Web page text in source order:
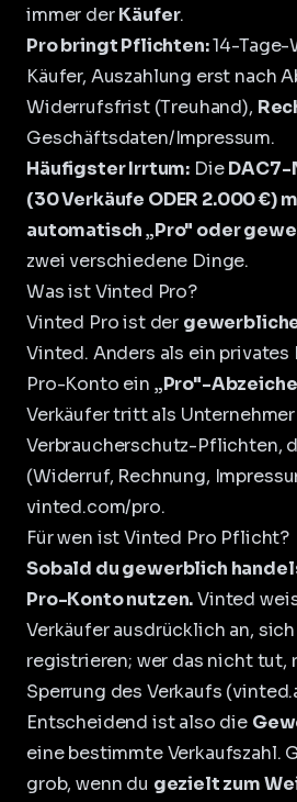
immer derKäufer.
Pro bringt Pflichten:14-Tage-
Käufer, Auszahlung erst nach
Widerrufsfrist (Treuhand),
Geschäftsdaten/Impressum.
Häufigster Irrtum: Die
(30 Verkäufe ODER 2.000 €)
automatisch „Pro" oder
zwei verschiedene Dinge.
Was ist Vinted Pro?
Vinted Pro ist der
Vinted. Anders als ein
Pro-Konto ein „Pro"-
Verkäufer tritt als
Verbraucherschutz-Pflichten,
(Widerruf, Rechnung,
vinted.com/pro.
Für wen ist Vinted Pro Pflicht?
Sobald du gewerblich
Pro-Konto nutzen.Vinted
Verkäufer ausdrücklich an, sich
registrieren; wer das nicht tut,
Sperrung des Verkaufs (
Entscheidend ist also die
eine bestimmte Verkaufszahl.
grob, wenn du gezielt zum